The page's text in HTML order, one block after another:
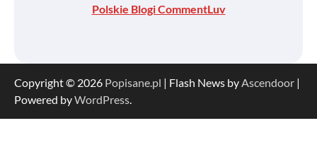
Polskie Blogi CommentLuv
Copyright © 2026 Popisane.pl | Flash News byAscendoor |
Powered byWordPress.